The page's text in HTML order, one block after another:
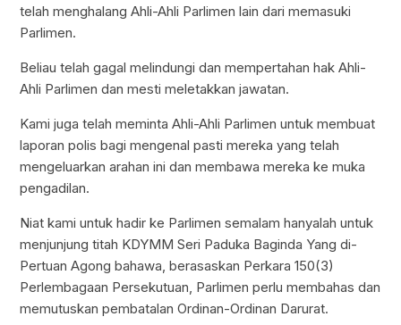
telah menghalang Ahli-Ahli Parlimen lain dari memasuki
Parlimen.
Beliau telah gagal melindungi dan mempertahan hak Ahli-
Ahli Parlimen dan mesti meletakkan jawatan.
Kami juga telah meminta Ahli-Ahli Parlimen untuk membuat
laporan polis bagi mengenal pasti mereka yang telah
mengeluarkan arahan ini dan membawa mereka ke muka
pengadilan.
Niat kami untuk hadir ke Parlimen semalam hanyalah untuk
menjunjung titah KDYMM Seri Paduka Baginda Yang di-
Pertuan Agong bahawa, berasaskan Perkara 150(3)
Perlembagaan Persekutuan, Parlimen perlu membahas dan
memutuskan pembatalan Ordinan-Ordinan Darurat.